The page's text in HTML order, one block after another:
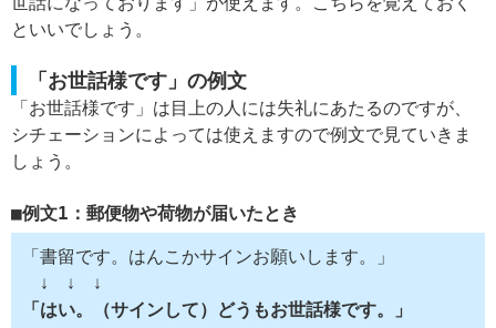
といいでしょう。
「お世話様です」の例文
「お世話様です」は目上の人には失礼にあたるのですが、
シチェーションによっては使えますので例文で見ていきま
しょう。
例文1：郵便物や荷物が届いたとき
「書留です。はんこかサインお願いします。」
↓ ↓ ↓
「はい。（サインして）どうもお世話様です。」